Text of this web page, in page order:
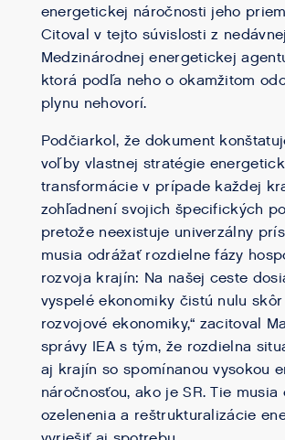
energetickej náročnosti jeho
Citoval v tejto súvislosti z
Medzinárodnej energetickej
ktorá podľa neho o okamžitom
plynu nehovorí.
Podčiarkol, že dokument
voľby vlastnej stratégie
transformácie v prípade každej
zohľadnení svojich špecifických
pretože neexistuje univerzálny
musia odrážať rozdielne fázy
rozvoja krajín: Na našej ceste
vyspelé ekonomiky čistú nulu
rozvojové ekonomiky,“ zacitoval
správy IEA s tým, že rozdielna
aj krajín so spomínanou vysokou
náročnosťou, ako je SR. Tie musia
ozelenenia a reštrukturalizácie